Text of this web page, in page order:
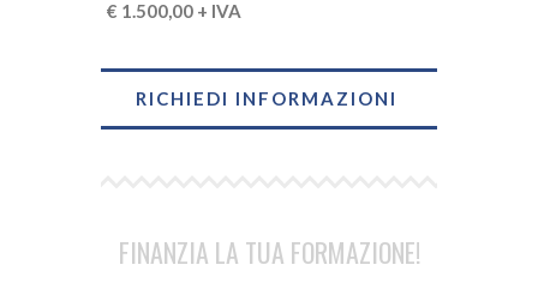
€ 1.500,00 + IVA
RICHIEDI INFORMAZIONI
FINANZIA LA TUA FORMAZIONE!